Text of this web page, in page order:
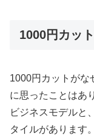
1000円カッ
1000円カットがな
に思ったことはあ
ビジネスモデルと
タイルがあります